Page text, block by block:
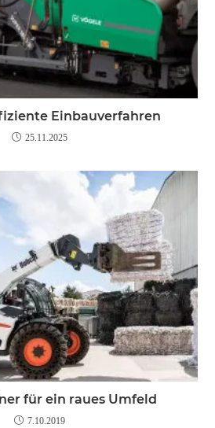
Einbauverfahren
25.11.2025
für ein raues Umfeld
7.10.2019